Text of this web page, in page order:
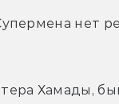
нет
Хамады,